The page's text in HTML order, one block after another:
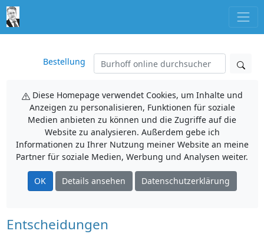
Bestellung
Diese Homepage verwendet Cookies, um Inhalte und
Anzeigen zu personalisieren, Funktionen für soziale
Medien anbieten zu können und die Zugriffe auf die
Website zu analysieren. Außerdem gebe ich
Informationen zu Ihrer Nutzung meiner Website an meine
Partner für soziale Medien, Werbung und Analysen weiter.
OK Details ansehen Datenschutzerklärung
Entscheidungen